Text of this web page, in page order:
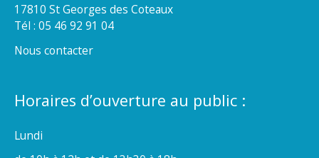
17810 St Georges des Coteaux
Tél : 05 46 92 91 04
Nous contacter
Horaires d’ouverture au public :
Lundi